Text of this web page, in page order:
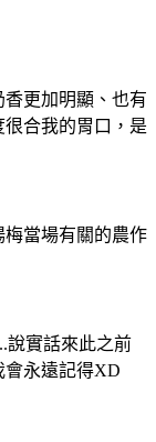
更加明顯、也有
合我的胃口，是
梅當場有關的農作
說實話來此之前
會永遠記得XD